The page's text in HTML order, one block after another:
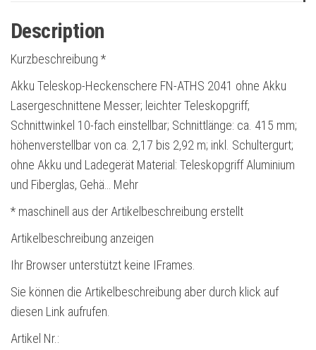
Description
Kurzbeschreibung *
Akku Teleskop-Heckenschere FN-ATHS 2041 ohne Akku
Lasergeschnittene Messer; leichter Teleskopgriff;
Schnittwinkel 10-fach einstellbar; Schnittlänge: ca. 415 mm;
höhenverstellbar von ca. 2,17 bis 2,92 m; inkl. Schultergurt;
ohne Akku und Ladegerät Material: Teleskopgriff Aluminium
und Fiberglas, Gehä… Mehr
* maschinell aus der Artikelbeschreibung erstellt
Artikelbeschreibung anzeigen
Ihr Browser unterstützt keine IFrames.
Sie können die Artikelbeschreibung aber durch klick auf
diesen Link aufrufen.
Artikel Nr.: